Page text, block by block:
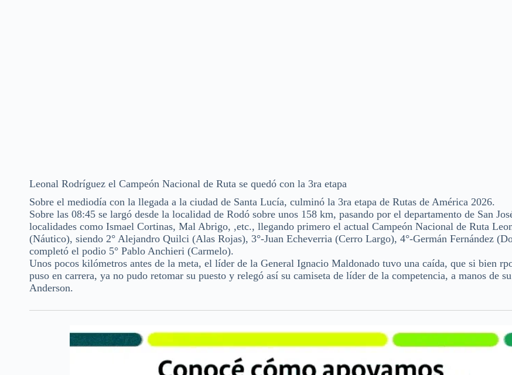
Leonal Rodríguez el Campeón Nacional de Ruta se quedó con la 3ra etapa
Sobre el mediodía con la llegada a la ciudad de Santa Lucía, culminó la 3ra etapa de Rutas de América 2026.
Sobre las 08:45 se largó desde la localidad de Rodó sobre unos 158 km, pasando por el departamento de San
localidades como Ismael Cortinas, Mal Abrigo, ,etc., llegando primero el actual Campeón Nacional de Ruta
(Náutico), siendo 2° Alejandro Quilci (Alas Rojas), 3°-Juan Echeverria (Cerro Largo), 4°-Germán Fernández
completó el podio 5° Pablo Anchieri (Carmelo).
Unos pocos kilómetros antes de la meta, el líder de la General Ignacio Maldonado tuvo una caída, que si bien
puso en carrera, ya no pudo retomar su puesto y relegó así su camiseta de líder de la competencia, a manos de
Anderson.